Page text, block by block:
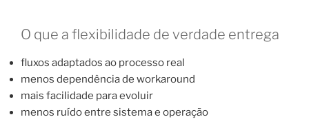
O que a flexibilidade de verdade entrega
fluxos adaptados ao processo real
menos dependência de workaround
mais facilidade para evoluir
menos ruído entre sistema e operação